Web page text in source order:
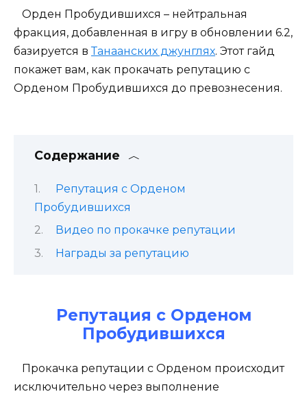
Орден Пробудившихся – нейтральная
фракция, добавленная в игру в обновлении 6.2,
базируется вТанаанских джунглях. Этот гайд
покажет вам, как прокачать репутацию с
Орденом Пробудившихся до превознесения.
Содержание
Репутация с Орденом
Пробудившихся
Видео по прокачке репутации
Награды за репутацию
Репутация с Орденом
Пробудившихся
Прокачка репутации с Орденом происходит
исключительно через выполнение